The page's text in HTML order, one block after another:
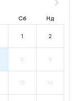
Сб Нд
1 2
8 9
15 16